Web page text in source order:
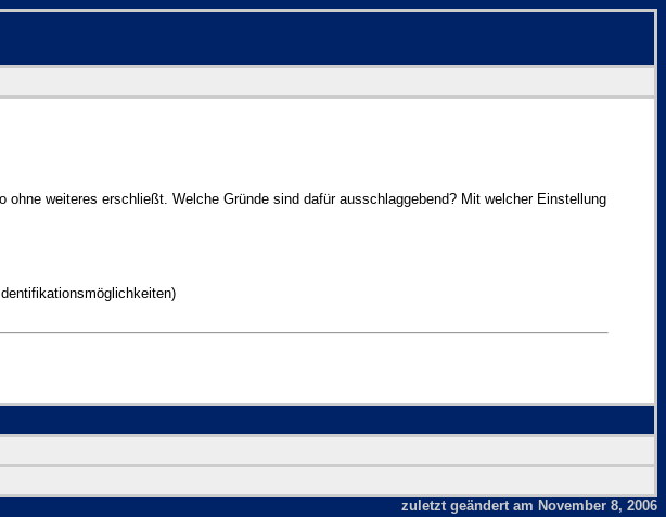
weiteres erschließt. Welche Gründe sind dafür ausschlaggebend? Mit welcher Einstellung
zuletzt geändert am November 8, 2006